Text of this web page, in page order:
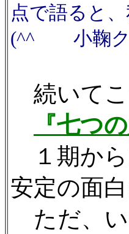
点で語ると
(^^ゞ 小鞠ク
続いてこ
『七つ
１期から
安定の面白
ただ、